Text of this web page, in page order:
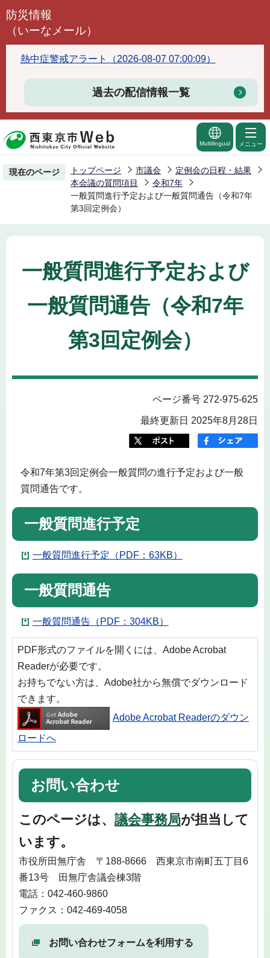
こ
頭
で
防災情報
（いーなメール）
熱中症警戒アラート（2026-08-07 07:00:09）
過去の配信情報一覧
Multilingual メニュー
現在のページ トップページ 市議会
定例会の日程・結果
本会議の質問項目
令和7年
一般質問進行予定および一般質問通告（令和7年
第3回定例会）
一般質問進行予定および
一般質問通告（令和7年
第3回定例会）
ページ番号 272-975-625
最終更新日 2025年8月28日
令和7年第3回定例会一般質問の進行予定および一般
質問通告です。
一般質問進行予定
一般質問進行予定（PDF：63KB）
一般質問通告
一般質問通告（PDF：304KB）
PDF形式のファイルを開くには、Adobe Acrobat
Readerが必要です。
お持ちでない方は、Adobe社から無償でダウンロード
できます。
Adobe Acrobat Readerのダウン
ロードへ
お問い合わせ
このページは、 議会事務局が担当して
います。
市役所田無庁舎 〒188-8666 西東京市南町五丁目6
番13号 田無庁舎議会棟3階
電話：042-460-9860
ファクス：042-469-4058
お問い合わせフォームを利用する